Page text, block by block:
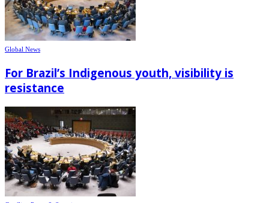
Global News
For Brazil’s Indigenous youth, visibility is
resistance